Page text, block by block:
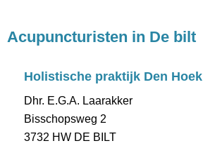
Acupuncturisten in De bilt
Holistische praktijk Den Hoek
Dhr. E.G.A. Laarakker
Bisschopsweg 2
3732 HW DE BILT